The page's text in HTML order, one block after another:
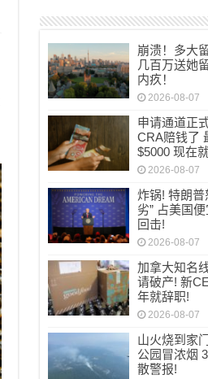
崩溃！多大
几百万送她
内疚！
2026-08-07
申请通道正
CRA赔钱了
$5000 现在
2026-08-07
炸锅! 特朗普
劣” 占美国
回击!
2026-08-07
加拿大知名
请破产! 新
年就辞职!
2026-08-07
山火烧到家
公园冒浓烟
散警报!